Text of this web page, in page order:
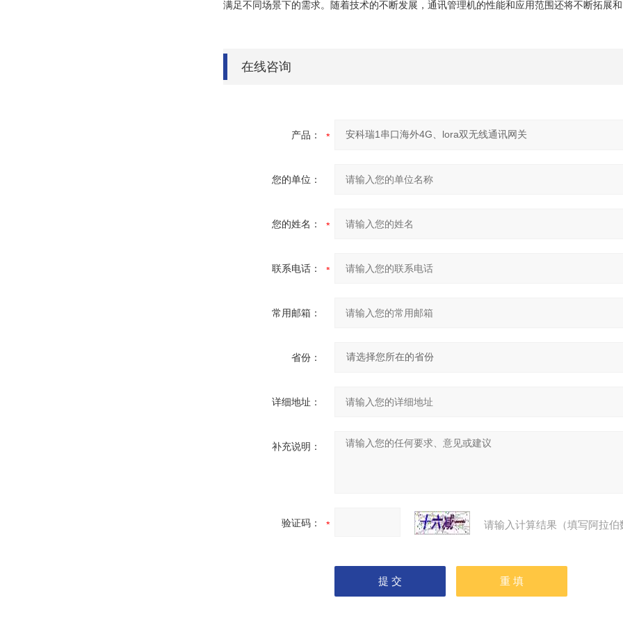
满足不同场景下的需求。随着技术的不断发展，通讯管理机的性能和应用范围还将不断拓展
在线咨询
产品：
您的单位：
您的姓名：
联系电话：
常用邮箱：
省份：
详细地址：
补充说明：
验证码： 请输入计算结果（填写阿拉